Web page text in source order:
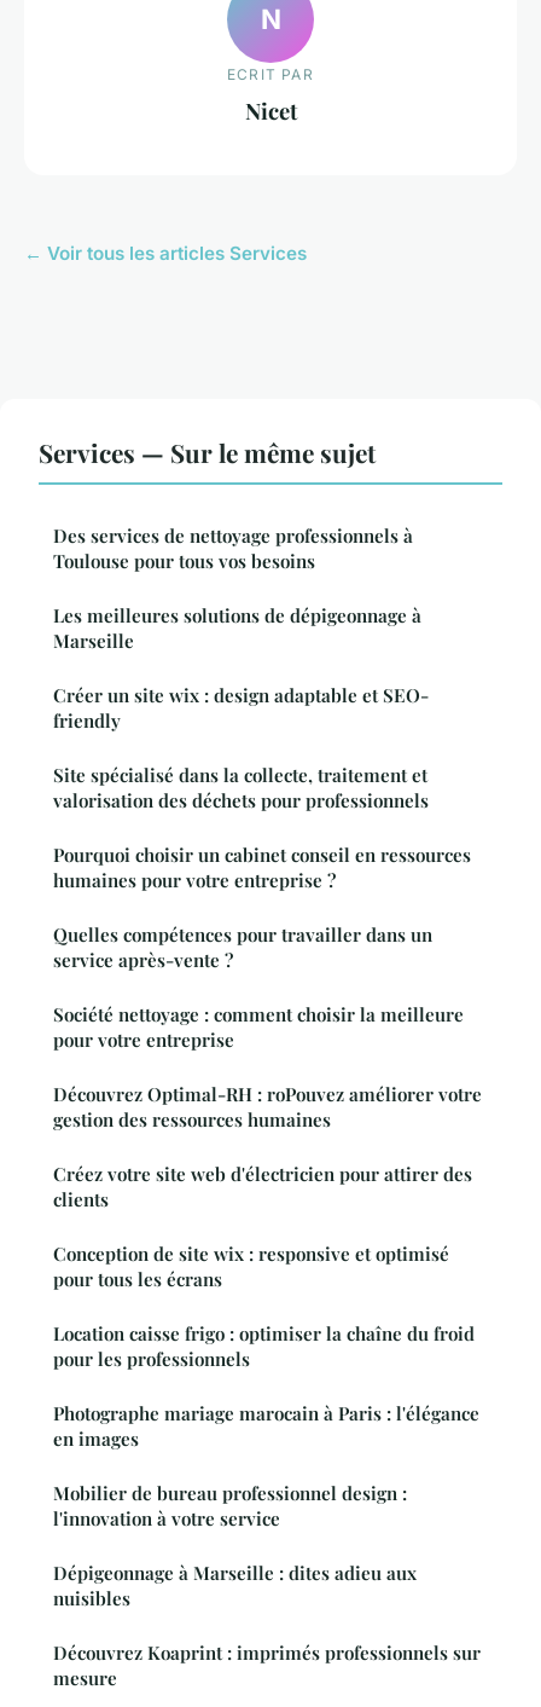
N
ECRIT PAR
Nicet
← Voir tous les articles Services
Services — Sur le même sujet
Des services de nettoyage professionnels à
Toulouse pour tous vos besoins
Les meilleures solutions de dépigeonnage à
Marseille
Créer un site wix : design adaptable et SEO-
friendly
Site spécialisé dans la collecte, traitement et
valorisation des déchets pour professionnels
Pourquoi choisir un cabinet conseil en ressources
humaines pour votre entreprise ?
Quelles compétences pour travailler dans un
service après-vente ?
Société nettoyage : comment choisir la meilleure
pour votre entreprise
Découvrez Optimal-RH : roPouvez améliorer votre
gestion des ressources humaines
Créez votre site web d'électricien pour attirer des
clients
Conception de site wix : responsive et optimisé
pour tous les écrans
Location caisse frigo : optimiser la chaîne du froid
pour les professionnels
Photographe mariage marocain à Paris : l'élégance
en images
Mobilier de bureau professionnel design :
l'innovation à votre service
Dépigeonnage à Marseille : dites adieu aux
nuisibles
Découvrez Koaprint : imprimés professionnels sur
mesure